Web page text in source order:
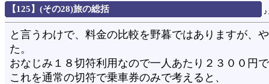
【125】(その28)旅の総括
と言うわけで、料金の比較を野暮ではありますが、
た。
おなじみ１８切符利用なので一人あたり２３００円
これを通常の切符で乗車券のみで考えると、